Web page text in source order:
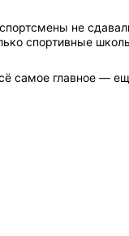
не
спортивные
самое главное —